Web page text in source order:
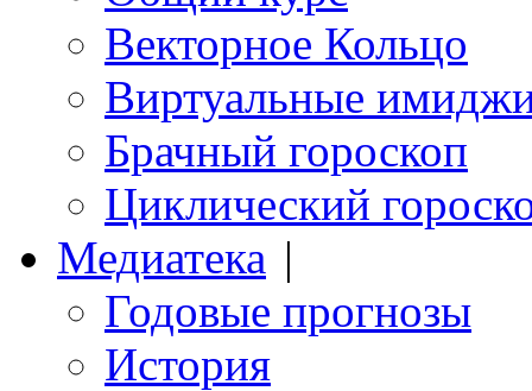
Векторное Кольцо
Виртуальные
Брачный гороскоп
Циклический
Медиатека |
Годовые прогнозы
История